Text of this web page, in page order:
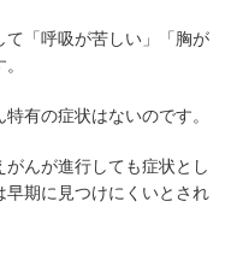
「呼吸が苦しい」「胸が
有の症状はないのです。
んが進行しても症状とし
早期に見つけにくいとされ